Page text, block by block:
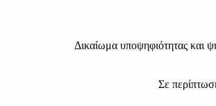
Δικαίωμα υποψηφιότητας και
Σε